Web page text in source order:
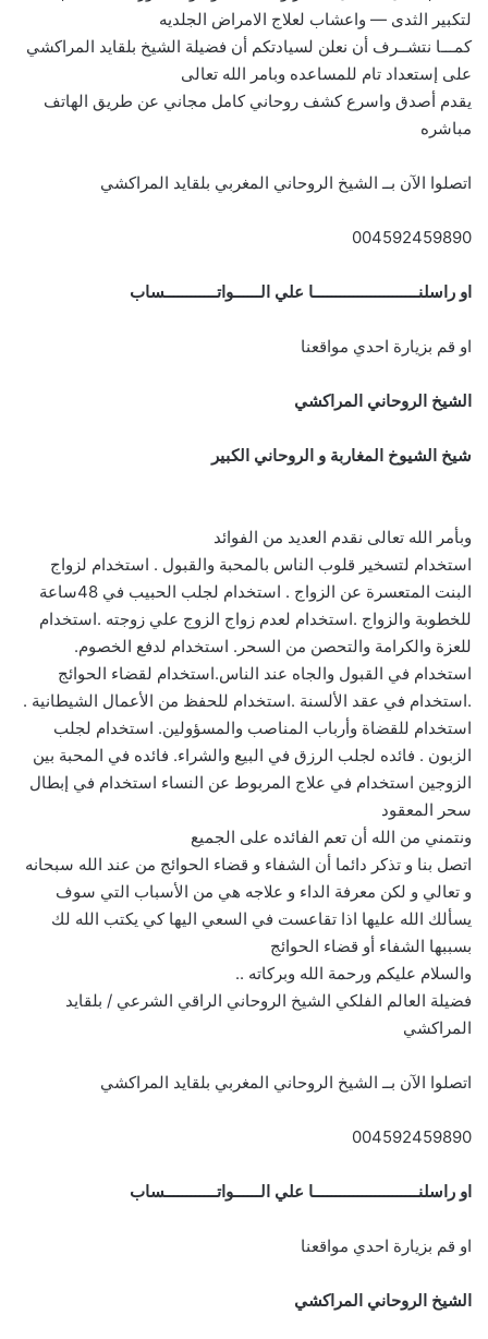
لتكبير الثدى — واعشاب لعلاج الامراض الجلديه
كمـــا نتشــرف أن نعلن لسيادتكم أن فضيلة الشيخ بلقايد المراكشي
على إستعداد تام للمساعده وبامر الله تعالى
يقدم أصدق واسرع كشف روحاني كامل مجاني عن طريق الهاتف
مباشره
اتصلوا الآن بــ الشيخ الروحاني المغربي بلقايد المراكشي
004592459890
او راسلنــــــــــــــــــــــــا علي الــــــواتــــــــــــساب
او قم بزيارة احدي مواقعنا
الشيخ الروحاني المراكشي
شيخ الشيوخ المغاربة و الروحاني الكبير
وبأمر الله تعالى نقدم العديد من الفوائد
استخدام لتسخير قلوب الناس بالمحبة والقبول . استخدام لزواج
البنت المتعسرة عن الزواج . استخدام لجلب الحبيب في 48ساعة
للخطوبة والزواج .استخدام لعدم زواج الزوج علي زوجته .استخدام
للعزة والكرامة والتحصن من السحر. استخدام لدفع الخصوم.
استخدام في القبول والجاه عند الناس.استخدام لقضاء الحوائج
.استخدام في عقد الألسنة .استخدام للحفظ من الأعمال الشيطانية .
استخدام للقضاة وأرباب المناصب والمسؤولين. استخدام لجلب
الزبون . فائده لجلب الرزق في البيع والشراء. فائده في المحبة بين
الزوجين استخدام في علاج المربوط عن النساء استخدام في إبطال
سحر المعقود
ونتمني من الله أن تعم الفائده على الجميع
اتصل بنا و تذكر دائما أن الشفاء و قضاء الحوائج من عند الله سبحانه
و تعالي و لكن معرفة الداء و علاجه هي من الأسباب التي سوف
يسألك الله عليها اذا تقاعست في السعي اليها كي يكتب الله لك
بسببها الشفاء أو قضاء الحوائج
والسلام عليكم ورحمة الله وبركاته ..
فضيلة العالم الفلكي الشيخ الروحاني الراقي الشرعي / بلقايد
المراكشي
اتصلوا الآن بــ الشيخ الروحاني المغربي بلقايد المراكشي
004592459890
او راسلنــــــــــــــــــــــــا علي الــــــواتــــــــــــساب
او قم بزيارة احدي مواقعنا
الشيخ الروحاني المراكشي